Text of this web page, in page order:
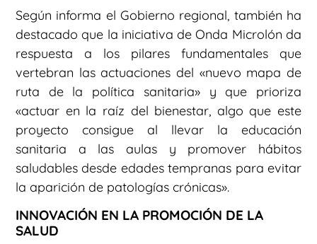
Según informa el Gobierno regional, también ha
destacado que la iniciativa de Onda Microlón da
respuesta a los pilares fundamentales que
vertebran las actuaciones del «nuevo mapa de
ruta de la política sanitaria» y que prioriza
«actuar en la raíz del bienestar, algo que este
proyecto consigue al llevar la educación
sanitaria a las aulas y promover hábitos
saludables desde edades tempranas para evitar
la aparición de patologías crónicas».
INNOVACIÓN EN LA PROMOCIÓN DE LA
SALUD